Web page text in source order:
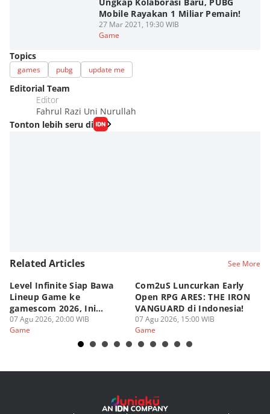
Mobile Rayakan 1 Miliar Pemain!
27 Mar 2021, 19:30 WIB
Game
Topics
games pubg update me
Editorial Team
Editor
Fahrul Razi Uni Nurullah
Tonton lebih seru di
Related Articles See More
Level Infinite Siap Bawa
Lineup Game ke
gamescom 2026, Ini
Judulnya!
07 Agu 2026, 20:00 WIB
Game
Com2uS Luncurkan Early
Open RPG ARES: THE IRON
VANGUARD di Indonesia!
07 Agu 2026, 15:00 WIB
Game